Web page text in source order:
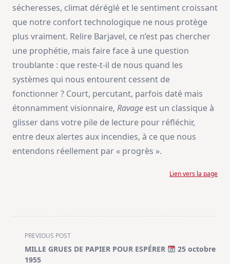
sécheresses, climat déréglé et le sentiment croissant
que notre confort technologique ne nous protège
plus vraiment. Relire Barjavel, ce n’est pas chercher
une prophétie, mais faire face à une question
troublante : que reste-t-il de nous quand les
systèmes qui nous entourent cessent de
fonctionner ? Court, percutant, parfois daté mais
étonnamment visionnaire, Ravage est un classique à
glisser dans votre pile de lecture pour réfléchir,
entre deux alertes aux incendies, à ce que nous
entendons réellement par « progrès ».
Lien vers la page
<span
class="nav-
subtitle
PREVIOUS POST
MILLE GRUES DE PAPIER POUR ESPÉRER
25 octobre
1955